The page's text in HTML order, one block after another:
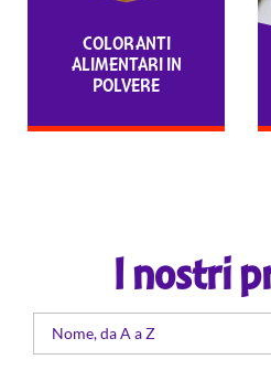
COLORANTI
ALIMENTARI IN
POLVERE
I nostri
Nome, da A a Z